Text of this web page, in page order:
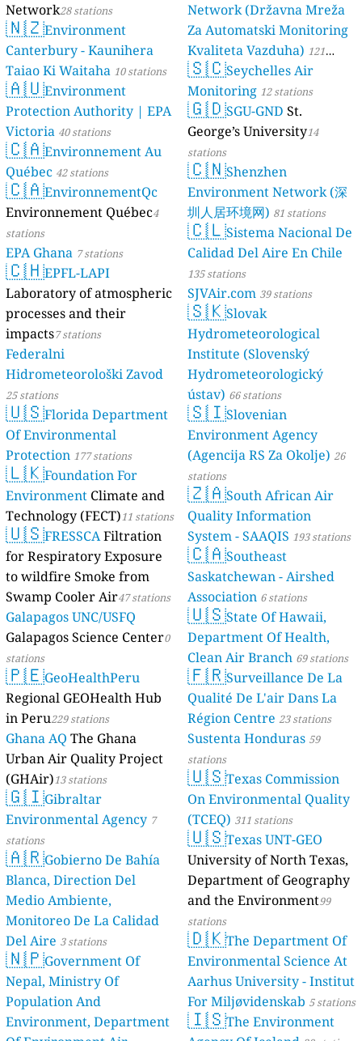
Network28 stations
🇳🇿Environment
Canterbury - Kaunihera
Taiao Ki Waitaha 10 stations
🇦🇺Environment
Protection Authority | EPA
Victoria 40 stations
🇨🇦Environnement Au
Québec 42 stations
🇨🇦EnvironnementQc
Environnement Québec4
stations
EPA Ghana 7 stations
🇨🇭EPFL-LAPI
Laboratory of atmospheric
processes and their
impacts7 stations
Federalni
Hidrometeorološki Zavod
25 stations
🇺🇸Florida Department
Of Environmental
Protection 177 stations
🇱🇰Foundation For
Environment Climate and
Technology (FECT)11 stations
🇺🇸FRESSCAFiltration
for Respiratory Exposure
to wildfire Smoke from
Swamp Cooler Air47 stations
Galapagos UNC/USFQ
Galapagos Science Center0
stations
🇵🇪GeoHealthPeru
Regional GEOHealth Hub
in Peru229 stations
Ghana AQ The Ghana
Urban Air Quality Project
(GHAir)13 stations
🇬🇮Gibraltar
Environmental Agency 7
stations
🇦🇷Gobierno De Bahía
Blanca, Direction Del
Medio Ambiente,
Monitoreo De La Calidad
Del Aire 3 stations
🇳🇵Government Of
Nepal, Ministry Of
Population And
Environment, Department
Network (Državna Mreža
Za Automatski Monitoring
Kvaliteta Vazduha) 121
stations
🇸🇨Seychelles Air
Monitoring 12 stations
🇬🇩SGU-GND St.
George’s University14
stations
🇨🇳Shenzhen
Environment Network (深
圳人居环境网) 81 stations
🇨🇱Sistema Nacional De
Calidad Del Aire En Chile
135 stations
SJVAir.com 39 stations
🇸🇰Slovak
Hydrometeorological
Institute (Slovenský
Hydrometeorologický
ústav) 66 stations
🇸🇮Slovenian
Environment Agency
(Agencija RS Za Okolje) 26
stations
🇿🇦South African Air
Quality Information
System - SAAQIS 193 stations
🇨🇦Southeast
Saskatchewan - Airshed
Association 6 stations
🇺🇸State Of Hawaii,
Department Of Health,
Clean Air Branch 69 stations
🇫🇷Surveillance De La
Qualité De L'air Dans La
Région Centre 23 stations
Sustenta Honduras 59
stations
🇺🇸Texas Commission
On Environmental Quality
(TCEQ) 311 stations
🇺🇸Texas UNT-GEO
University of North Texas,
Department of Geography
and the Environment99
stations
🇩🇰The Department Of
Environmental Science At
Aarhus University - Institut
For Miljøvidenskab 5 stations
🇮🇸The Environment